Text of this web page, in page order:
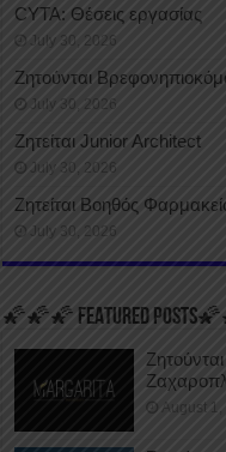
CYTA: Θέσεις εργασίας
July 30, 2026
Ζητούνται
July 30, 2026
Ζητείται Junior Architect
July 30, 2026
Ζητείται Βοηθός
July 30, 2026
🌠🌠🌠 FEATURED
August 1,